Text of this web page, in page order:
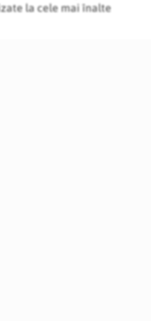
la cele mai înalte